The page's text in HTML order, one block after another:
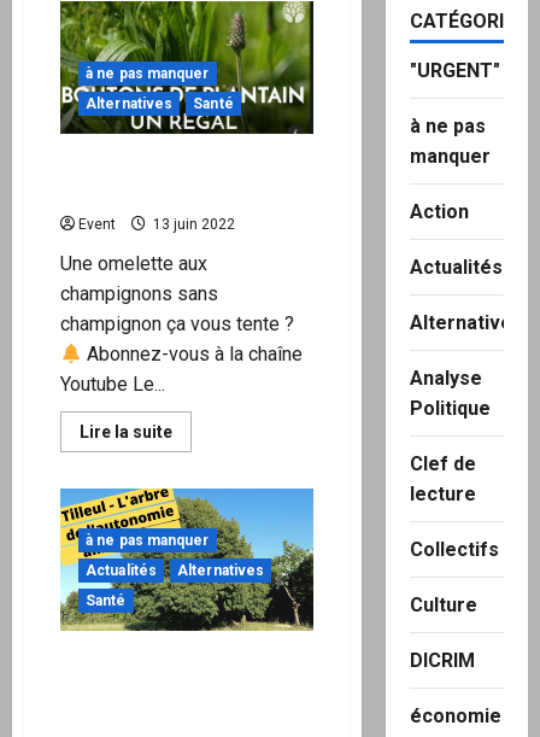
L’utilité
de
la
vitamine
D
contre
la
Covid-
CHU
d’Angers
à ne pas manquer
Alternatives
Santé
Event 13 juin 2022
Une omelette aux
champignons sans
champignon ça vous tente ?
Abonnez-vous à la chaîne
Youtube Le...
Lire la suiteEn
savoir
Le
plantain,
une
plante
au
goût
de
champignon
￼
à ne pas manquer
Actualités
Alternatives
Santé
CATÉGORIES
"URGENT"
à ne pas
manquer
Action
Actualités
Alternatives
Analyse
Politique
Clef de
lecture
Collectifs
Culture
DICRIM
économie